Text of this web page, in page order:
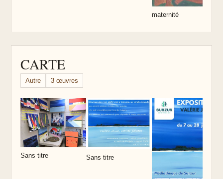
maternité
CARTE
Autre 3 œuvres
Sans titre Sans titre